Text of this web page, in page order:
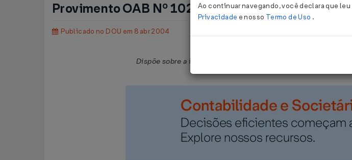
Provimento OAB Nº 102 DE 09/03/2004
Publicado no DOU em 8 abr 2004
Dispõe sobre a indicação, em lista sêxtupla, de advogados
Ao continuar navegando, você declara que
Privacidade e nosso Termo de Uso .